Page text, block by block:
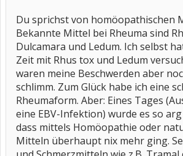
Du sprichst von homöopathischen
Bekannte Mittel bei Rheuma sind
Dulcamara und Ledum. Ich selbst
Zeit mit Rhus tox und Ledum
waren meine Beschwerden aber
schlimm. Zum Glück habe ich eine
Rheumaform. Aber: Eines Tages
eine EBV-Infektion) wurde es so
dass mittels Homöopathie oder
Mitteln überhaupt nix mehr ging.